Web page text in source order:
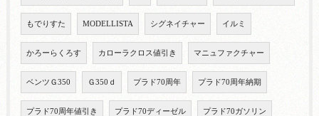
もでりすた MODELLISTA シグネイチャー イルミ
かろーらくろす カローラクロス値引き マニュファクチャー
ベンツＧ350 Ｇ350ｄ プラド70周年 プラド70周年納期
プラド70周年値引き プラド70ディーゼル プラド70ガソリン